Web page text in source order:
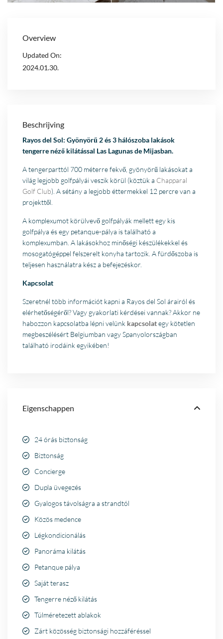
Overview
Updated On:
2024.01.30.
Beschrijving
Rayos del Sol: Gyönyörű 2 és 3 hálószoba lakások
tengerre néző kilátással Las Lagunas de Mijasban.
A tengerparttól 700 méterre fekvő, gyönyörű lakásokat a
világ legjobb golfpályái veszik körül (köztük a Chapparal
Golf Club). A sétány a legjobb éttermekkel 12 percre van a
projekttől.
A komplexumot körülvevő golfpályák mellett egy kis
golfpálya és egy petanque-pálya is található a
komplexumban. A lakásokhoz minőségi készülékekkel és
mosogatógéppel felszerelt konyha tartozik. A fürdőszoba is
teljesen használatra kész a befejezéskor.
Kapcsolat
Szeretnél több információt kapni a Rayos del Sol árairól és
elérhetőségéről? Vagy gyakorlati kérdései vannak? Akkor ne
habozzon kapcsolatba lépni velünk kapcsolategy kötetlen
megbeszélésért Belgiumban vagy Spanyolországban
található irodáink egyikében!
Eigenschappen
24 órás biztonság
Biztonság
Concierge
Dupla üvegezés
Gyalogos távolságra a strandtól
Közös medence
Légkondicionálás
Panoráma kilátás
Petanque pálya
Saját terasz
Tengerre néző kilátás
Túlméretezett ablakok
Zárt közösség biztonsági hozzáféréssel